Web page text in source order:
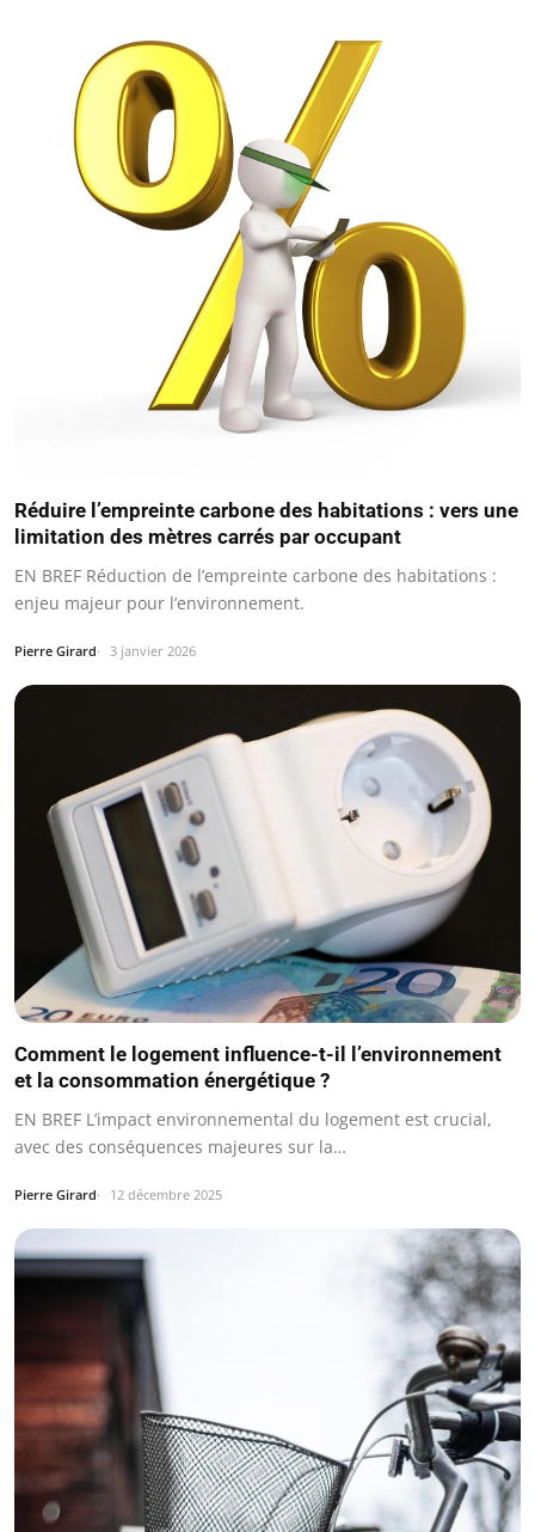
Réduire l’empreinte carbone des habitations : vers une
limitation des mètres carrés par occupant
EN BREF Réduction de l’empreinte carbone des habitations :
enjeu majeur pour l’environnement.
Pierre Girard 3 janvier 2026
Comment le logement influence-t-il l’environnement
et la consommation énergétique ?
EN BREF L’impact environnemental du logement est crucial,
avec des conséquences majeures sur la…
Pierre Girard 12 décembre 2025